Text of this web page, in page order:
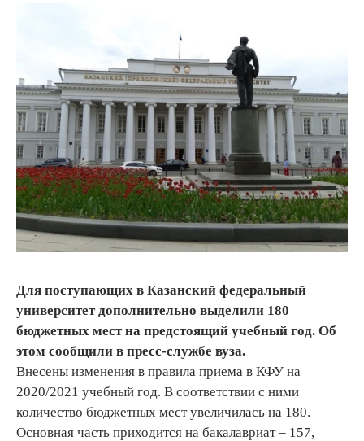
Для поступающих в Казанский федеральный
университет дополнительно выделили 180
бюджетных мест на предстоящий учебный год. Об
этом сообщили в пресс-службе вуза.
Внесены изменения в правила приема в КФУ на
2020/2021 учебный год. В соответствии с ними
количество бюджетных мест увеличилась на 180.
Основная часть приходится на бакалавриат – 157,